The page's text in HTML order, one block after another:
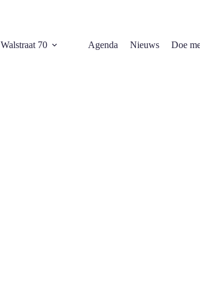
Walstraat 70 Agenda Nieuws Doe